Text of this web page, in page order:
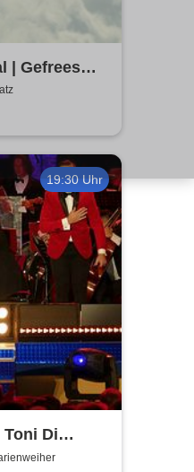
| Gefrees
19:30 Uhr
Toni Di